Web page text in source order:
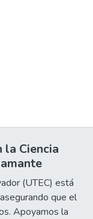
la Ciencia
(UTEC) está
que el
Apoyamos la